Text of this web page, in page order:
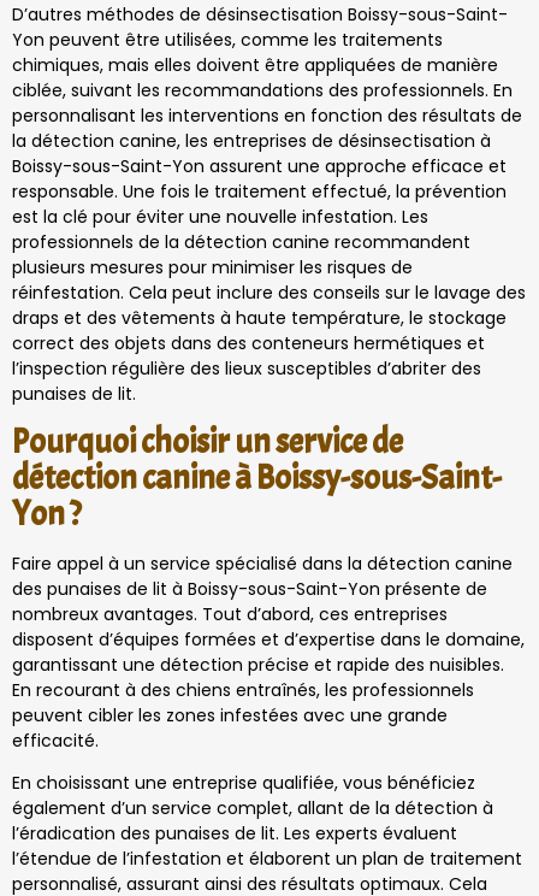
D’autres méthodes de désinsectisation Boissy-sous-Saint-
Yon peuvent être utilisées, comme les traitements
chimiques, mais elles doivent être appliquées de manière
ciblée, suivant les recommandations des professionnels. En
personnalisant les interventions en fonction des résultats de
la détection canine, les entreprises de désinsectisation à
Boissy-sous-Saint-Yon assurent une approche efficace et
responsable. Une fois le traitement effectué, la prévention
est la clé pour éviter une nouvelle infestation. Les
professionnels de la détection canine recommandent
plusieurs mesures pour minimiser les risques de
réinfestation. Cela peut inclure des conseils sur le lavage des
draps et des vêtements à haute température, le stockage
correct des objets dans des conteneurs hermétiques et
l’inspection régulière des lieux susceptibles d’abriter des
punaises de lit.
Pourquoi choisir un service de
détection canine à Boissy-sous-Saint-
Yon ?
Faire appel à un service spécialisé dans la détection canine
des punaises de lit à Boissy-sous-Saint-Yon présente de
nombreux avantages. Tout d’abord, ces entreprises
disposent d’équipes formées et d’expertise dans le domaine,
garantissant une détection précise et rapide des nuisibles.
En recourant à des chiens entraînés, les professionnels
peuvent cibler les zones infestées avec une grande
efficacité.
En choisissant une entreprise qualifiée, vous bénéficiez
également d’un service complet, allant de la détection à
l’éradication des punaises de lit. Les experts évaluent
l’étendue de l’infestation et élaborent un plan de traitement
personnalisé, assurant ainsi des résultats optimaux. Cela